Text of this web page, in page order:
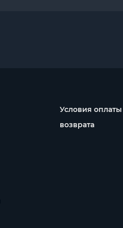
Условия
возврата